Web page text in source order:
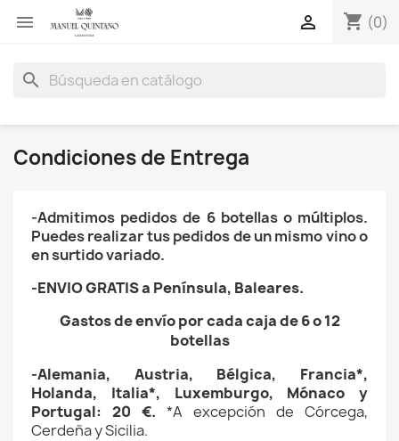
 shopping_cart (0)

search
Condiciones de Entrega
-Admitimos pedidos de 6 botellas o múltiplos.
Puedes realizar tus pedidos de un mismo vino o
en surtido variado.
-ENVIO GRATIS a Península, Baleares.
Gastos de envío por cada caja de 6 o 12
botellas
-Alemania, Austria, Bélgica, Francia*,
Holanda, Italia*, Luxemburgo, Mónaco y
Portugal: 20 €. *A excepción de Córcega,
Cerdeña y Sicilia.